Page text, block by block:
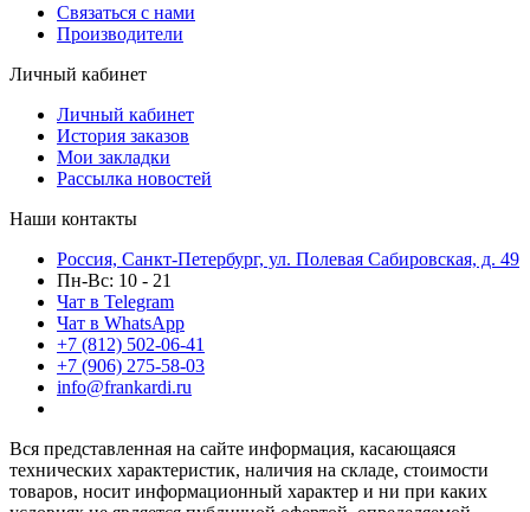
Связаться с нами
Производители
Личный кабинет
Личный кабинет
История заказов
Мои закладки
Рассылка новостей
Наши контакты
Россия, Санкт-Петербург, ул. Полевая Сабировская, д. 49
Пн-Вс: 10 - 21
Чат в Telegram
Чат в WhatsApp
+7 (812) 502-06-41
+7 (906) 275-58-03
info@frankardi.ru
Вся представленная на сайте информация, касающаяся
технических характеристик, наличия на складе, стоимости
товаров, носит информационный характер и ни при каких